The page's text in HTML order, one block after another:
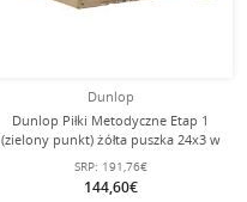
Dunlop
Dunlop Piłki Metodyczne Etap 1
(zielony punkt) żółta puszka 24x3 w
kartonie
SRP: 191,76€
144,60€